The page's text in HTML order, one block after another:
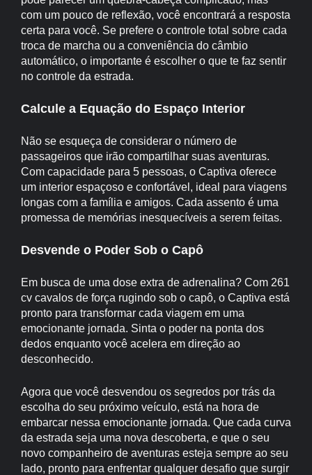
com um pouco de reflexão, você encontrará a resposta
certa para você. Se prefere o controle total sobre cada
troca de marcha ou a conveniência do câmbio
automático, o importante é escolher o que te faz sentir
no controle da estrada.
Calcule a Equação do Espaço Interior
Não se esqueça de considerar o número de
passageiros que irão compartilhar suas aventuras.
Com capacidade para 5 pessoas, o Captiva oferece
um interior espaçoso e confortável, ideal para viagens
longas com a família e amigos. Cada assento é uma
promessa de memórias inesquecíveis a serem feitas.
Desvende o Poder Sob o Capô
Em busca de uma dose extra de adrenalina? Com 261
cv cavalos de força rugindo sob o capô, o Captiva está
pronto para transformar cada viagem em uma
emocionante jornada. Sinta o poder na ponta dos
dedos enquanto você acelera em direção ao
desconhecido.
Agora que você desvendou os segredos por trás da
escolha do seu próximo veículo, está na hora de
embarcar nessa emocionante jornada. Que cada curva
da estrada seja uma nova descoberta, e que o seu
novo companheiro de aventuras esteja sempre ao seu
lado, pronto para enfrentar qualquer desafio que surgir